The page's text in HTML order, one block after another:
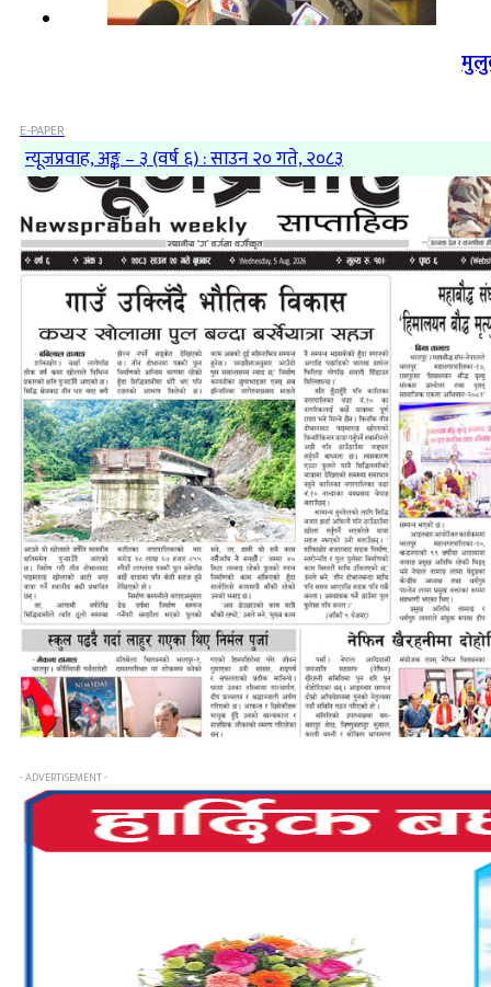
E-PAPER
न्यूजप्रवाह, अङ्क – ३ (वर्ष ६) : साउन २० गते, २०८३
- ADVERTISEMENT -